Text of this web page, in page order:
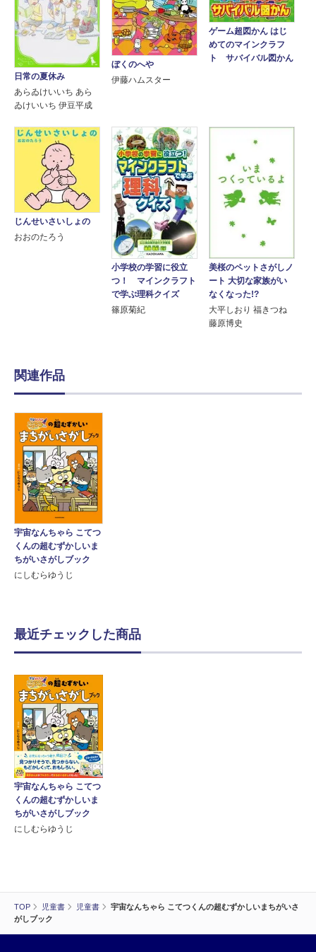
TOP 児童書 児童書
宇宙なんちゃら こてつくんの超むずかしいまちがいさ
がしブック
日常の夏休み
あらゐけいいち あら
ゐけいいち 伊豆平成
ぼくのへや
伊藤ハムスター
ゲーム超図かん はじ
めてのマインクラフ
ト サバイバル図かん
じんせいさいしょの
おおのたろう
小学校の学習に役立
つ！ マインクラフト
で学ぶ理科クイズ
篠原菊紀
美桜のペットさがしノ
ート 大切な家族がい
なくなった!?
大平しおり 福きつね
藤原博史
関連作品
宇宙なんちゃら こてつ
くんの超むずかしいま
ちがいさがしブック
にしむらゆうじ
最近チェックした商品
宇宙なんちゃら こてつ
くんの超むずかしいま
ちがいさがしブック
にしむらゆうじ